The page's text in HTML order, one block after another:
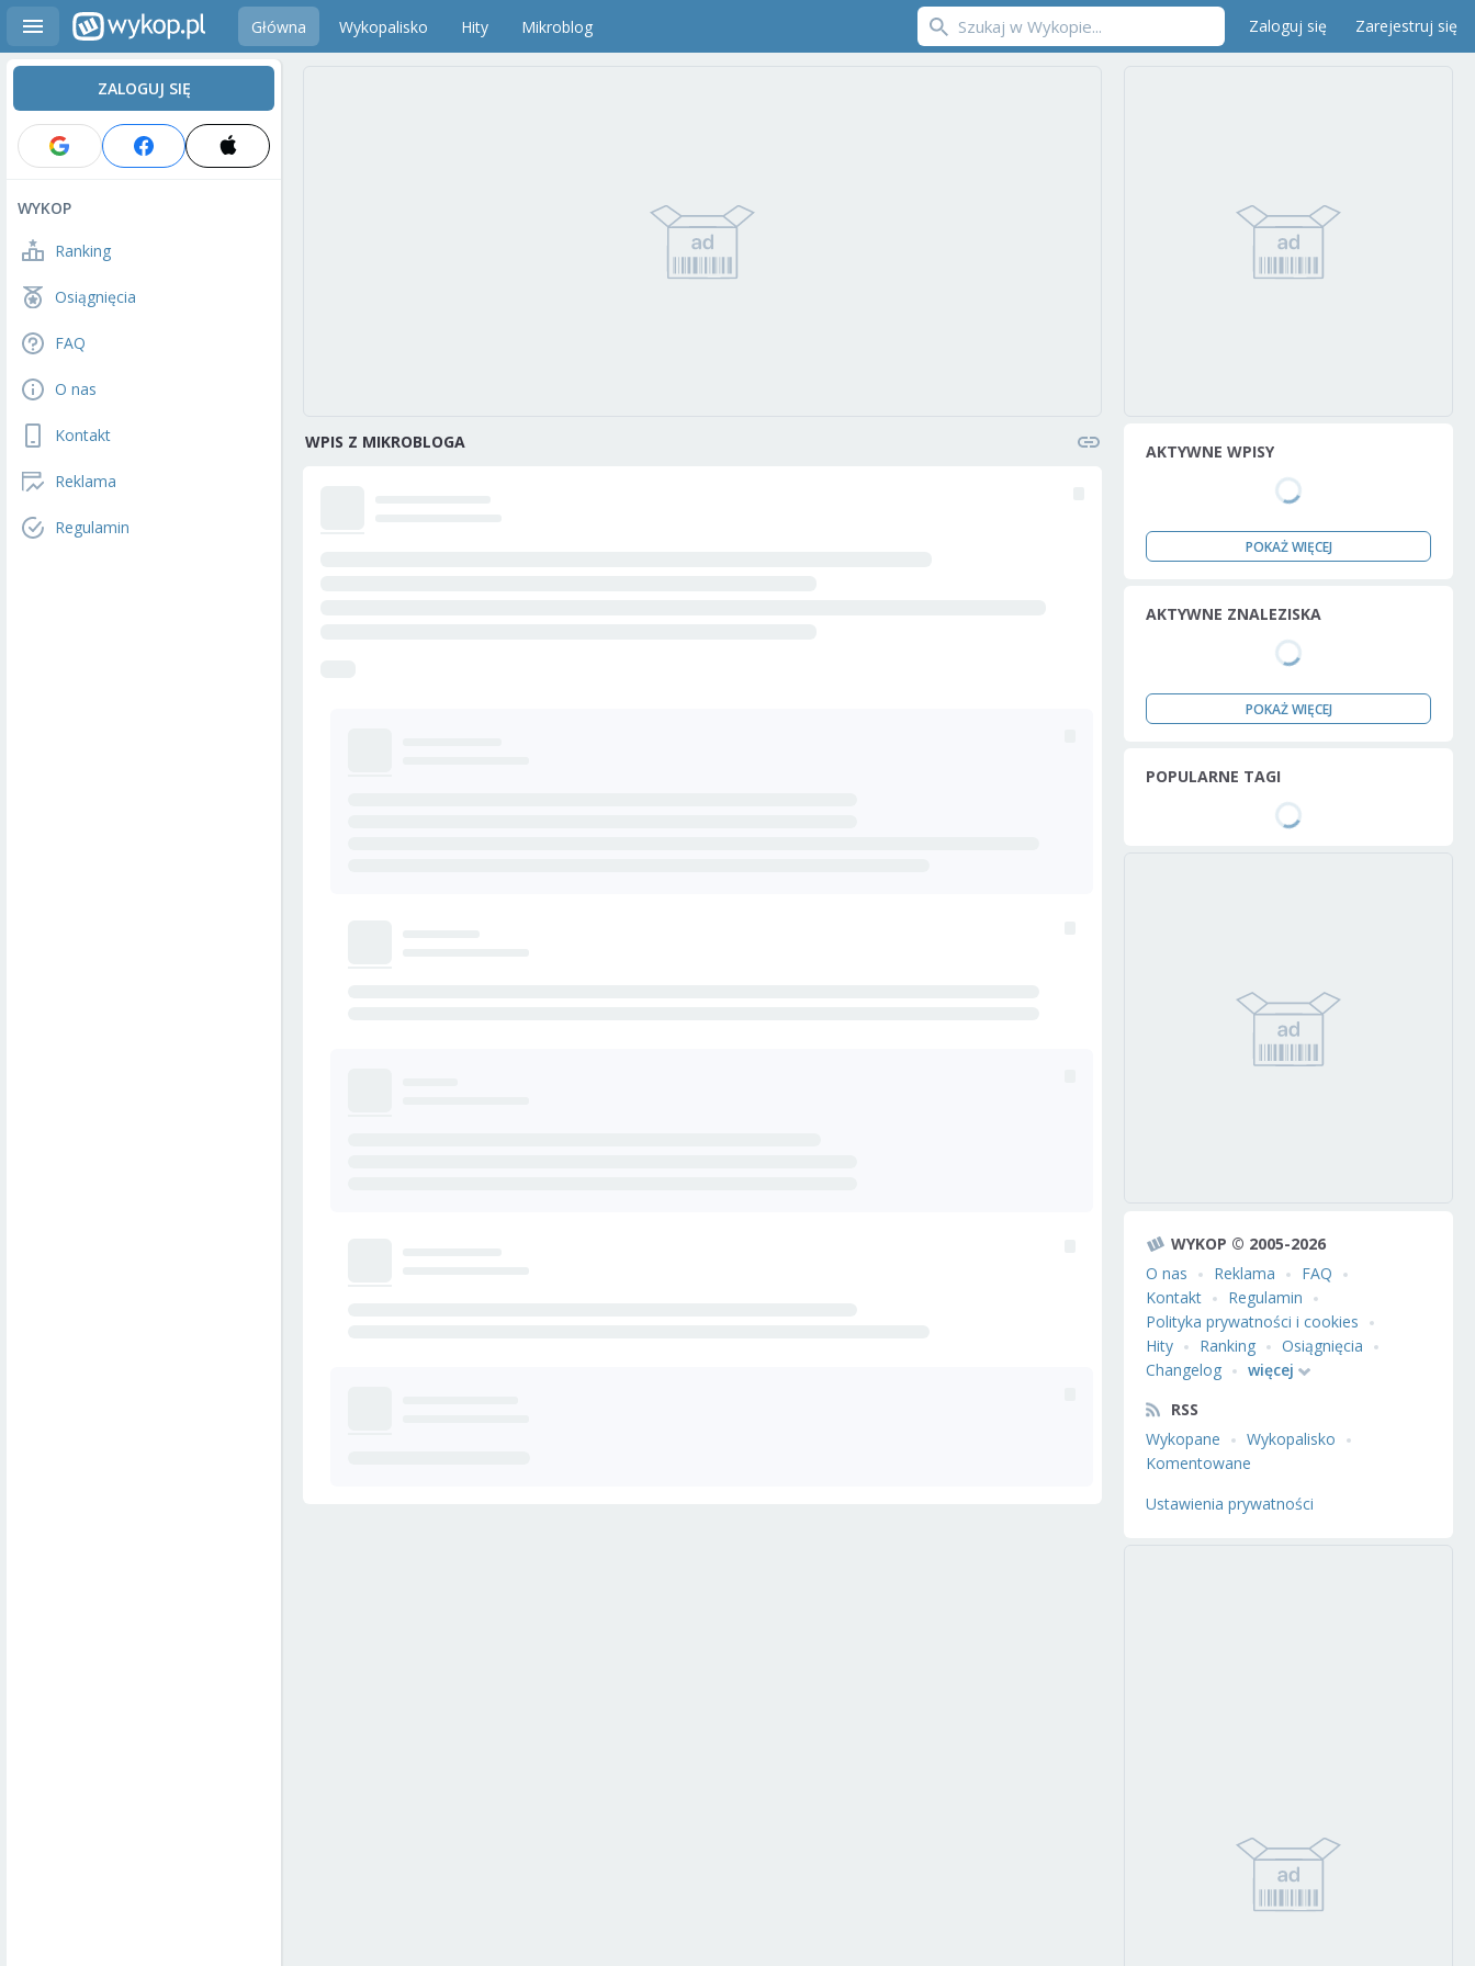
Główna Wykopalisko Hity Mikroblog Zaloguj się Zarejestruj się
ZALOGUJ SIĘ
WYKOP
Ranking
Osiągnięcia
FAQ
O nas
Kontakt
Reklama
Regulamin
WPIS Z MIKROBLOGA AKTYWNE WPISY
POKAŻ WIĘCEJ
AKTYWNE ZNALEZISKA
POKAŻ WIĘCEJ
POPULARNE TAGI
WYKOP © 2005-2026
O nas
Reklama
FAQ
Kontakt
Regulamin
Polityka prywatności i cookies
Hity
Ranking
Osiągnięcia
Changelog
więcej
RSS
Wykopane
Wykopalisko
Komentowane
Ustawienia prywatności